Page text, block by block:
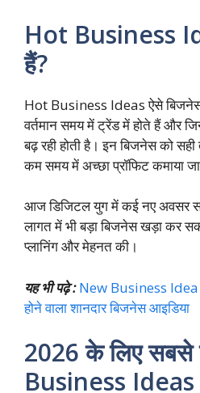
Hot Business
हैं?
Hot Business Ideas ऐसे बिजनेस
वर्तमान समय में ट्रेंड में होते हैं और
बढ़ रही होती है। इन बिजनेस को
कम समय में अच्छा प्रॉफिट कमाया
आज डिजिटल युग में कई नए अवसर
लागत में भी बड़ा बिजनेस खड़ा कर
प्लानिंग और मेहनत की।
यह भी पढ़े :New Business
होने वाला शानदार बिजनेस आइडिया
2026 के लिए सबसे
Business Ideas